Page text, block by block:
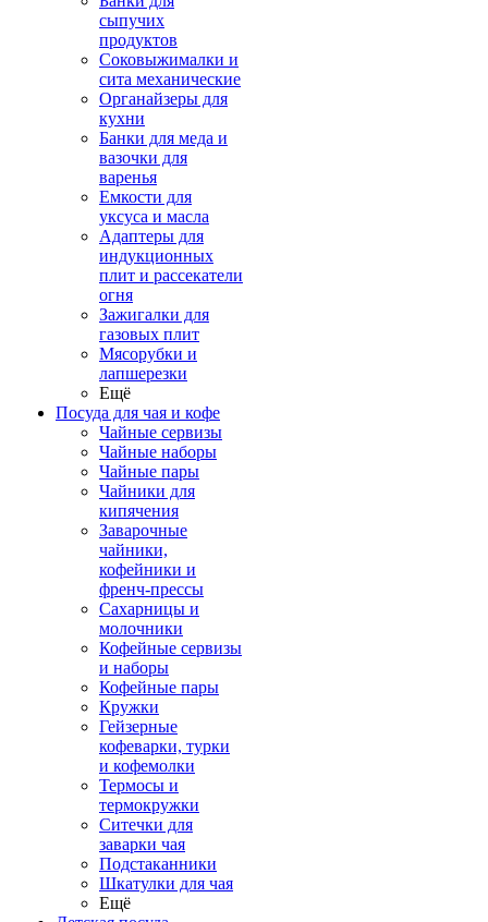
сыпучих
продуктов
Соковыжималки и
сита механические
Органайзеры для
кухни
Банки для меда и
вазочки для
варенья
Емкости для
уксуса и масла
Адаптеры для
индукционных
плит и рассекатели
огня
Зажигалки для
газовых плит
Мясорубки и
лапшерезки
Ещё
Посуда для чая и кофе
Чайные сервизы
Чайные наборы
Чайные пары
Чайники для
кипячения
Заварочные
чайники,
кофейники и
френч-прессы
Сахарницы и
молочники
Кофейные сервизы
и наборы
Кофейные пары
Кружки
Гейзерные
кофеварки, турки
и кофемолки
Термосы и
термокружки
Ситечки для
заварки чая
Подстаканники
Шкатулки для чая
Ещё